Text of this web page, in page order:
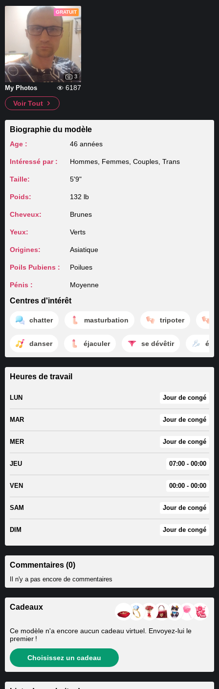
GRATUIT
3
My Photos
6187
Voir Tout
Biographie du modèle
Age : 46 années
Intéressé par : Hommes, Femmes, Couples, Trans
Taille: 5'9"
Poids: 132 lb
Cheveux: Brunes
Yeux: Verts
Origines: Asiatique
Poils Pubiens : Poilues
Pénis : Moyenne
Centres d'intérêt
chatter masturbation tripoter
danser éjaculer se dévêtir
Heures de travail
LUN Jour de congé
MAR Jour de congé
MER Jour de congé
JEU 07:00 - 00:00
VEN 00:00 - 00:00
SAM Jour de congé
DIM Jour de congé
Commentaires (0)
Il n'y a pas encore de commentaires
Cadeaux
Ce modèle n'a encore aucun cadeau virtuel. Envoyez-lui le
premier !
Choisissez un cadeau